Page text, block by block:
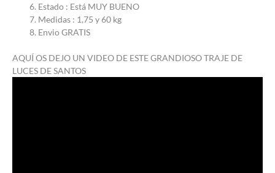
Estado : Está MUY BUENO
Medidas : 1,75 y 60 kg
Envio GRATIS
AQUÍ OS DEJO UN VIDEO DE ESTE GRANDIOSO TRAJE DE
LUCES DE SANTOS